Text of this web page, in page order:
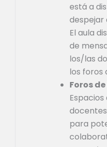
está a
despejar
El aula
de
los/las
los foros
Foros
para